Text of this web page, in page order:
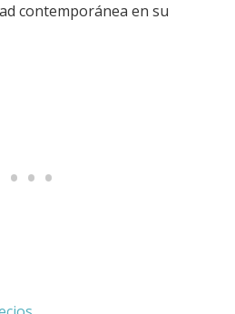
contemporánea en su